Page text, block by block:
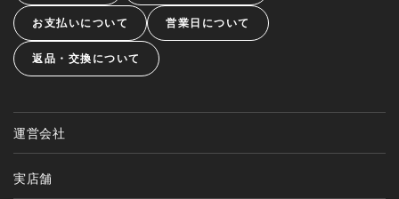
お支払いについて 営業日について
返品・交換について
運営会社
実店舗